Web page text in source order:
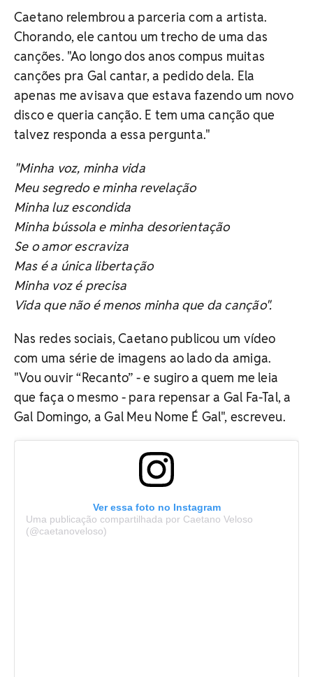
Caetano relembrou a parceria com a artista.
Chorando, ele cantou um trecho de uma das
canções. "Ao longo dos anos compus muitas
canções pra Gal cantar, a pedido dela. Ela
apenas me avisava que estava fazendo um novo
disco e queria canção. E tem uma canção que
talvez responda a essa pergunta."
"Minha voz, minha vida
Meu segredo e minha revelação
Minha luz escondida
Minha bússola e minha desorientação
Se o amor escraviza
Mas é a única libertação
Minha voz é precisa
Vida que não é menos minha que da canção".
Nas redes sociais, Caetano publicou um vídeo
com uma série de imagens ao lado da amiga.
"Vou ouvir “Recanto” - e sugiro a quem me leia
que faça o mesmo - para repensar a Gal Fa-Tal, a
Gal Domingo, a Gal Meu Nome É Gal", escreveu.
Ver essa foto no Instagram
Uma publicação compartilhada por Caetano Veloso
(@caetanoveloso)